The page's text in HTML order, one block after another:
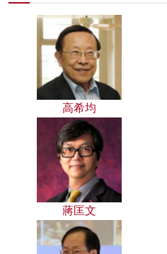
高希均
蔣匡文